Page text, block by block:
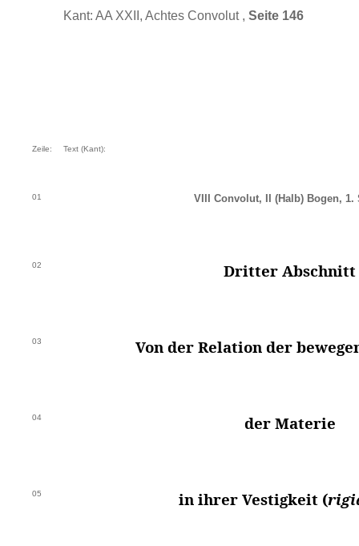
Kant: AA XXII, Achtes Convolut , Seite 146
Zeile: Text (Kant):
01 VIII Convolut, II (Halb) Bogen, 1.
02 Dritter Abschnitt
03 Von der Relation der
04 der Materie
05 in ihrer Vestigkeit (